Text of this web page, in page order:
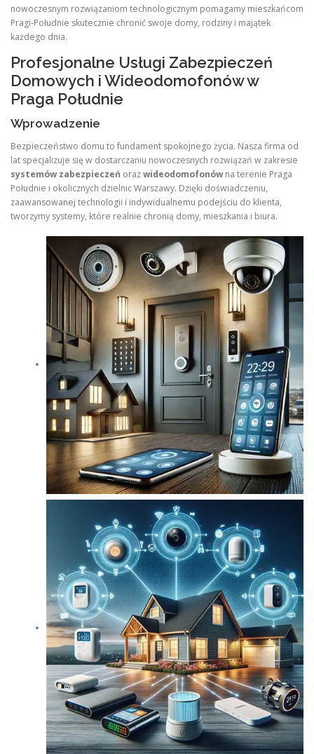
nowoczesnym rozwiązaniom technologicznym pomagamy mieszkańcom
Pragi-Południe skutecznie chronić swoje domy, rodziny i majątek
każdego dnia.
Profesjonalne Usługi Zabezpieczeń
Domowych i Wideodomofonów w
Praga Południe
Wprowadzenie
Bezpieczeństwo domu to fundament spokojnego życia. Nasza firma od
lat specjalizuje się w dostarczaniu nowoczesnych rozwiązań w zakresie
systemów zabezpieczeń orazwideodomofonówna terenie Praga
Południe i okolicznych dzielnic Warszawy. Dzięki doświadczeniu,
zaawansowanej technologii i indywidualnemu podejściu do klienta,
tworzymy systemy, które realnie chronią domy, mieszkania i biura.